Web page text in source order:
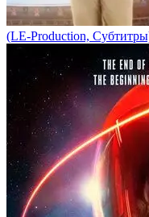
(LE-Production,